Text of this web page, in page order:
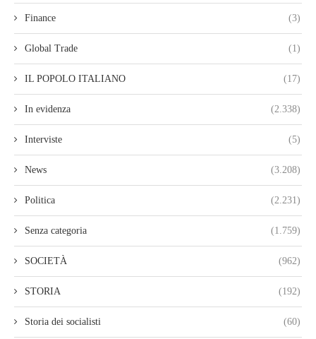
Finance (3)
Global Trade (1)
IL POPOLO ITALIANO (17)
In evidenza (2.338)
Interviste (5)
News (3.208)
Politica (2.231)
Senza categoria (1.759)
SOCIETÀ (962)
STORIA (192)
Storia dei socialisti (60)